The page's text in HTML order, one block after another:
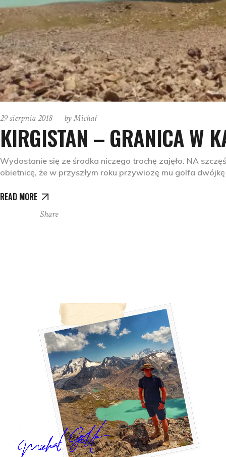
29 sierpnia 2018 byMichał
KIRGISTAN – GRANICA W
Wydostanie się ze środka niczego trochę zajęło. NA
obietnicę, że w przyszłym roku przywiozę mu golfa
READ MORE
Share